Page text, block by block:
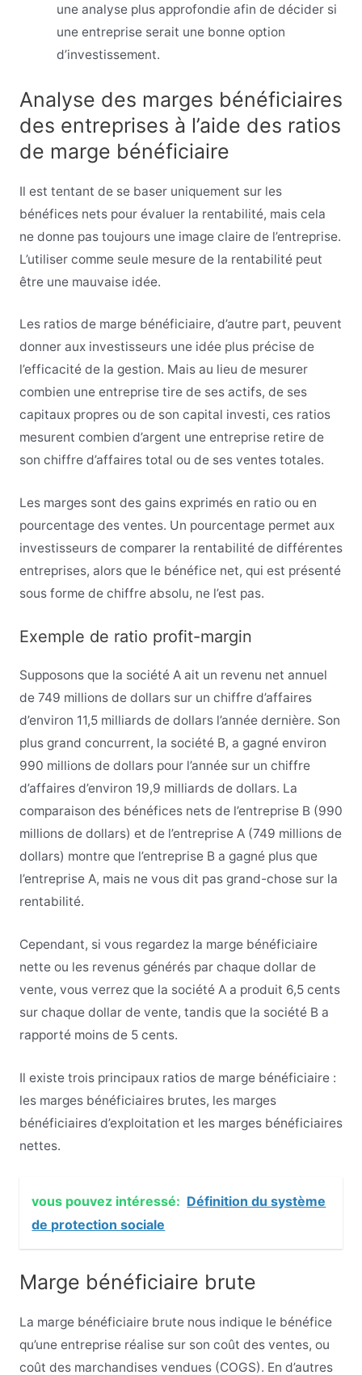
une analyse plus approfondie afin de décider si
une entreprise serait une bonne option
d’investissement.
Analyse des marges bénéficiaires
des entreprises à l’aide des ratios
de marge bénéficiaire
Il est tentant de se baser uniquement sur les
bénéfices nets pour évaluer la rentabilité, mais cela
ne donne pas toujours une image claire de l’entreprise.
L’utiliser comme seule mesure de la rentabilité peut
être une mauvaise idée.
Les ratios de marge bénéficiaire, d’autre part, peuvent
donner aux investisseurs une idée plus précise de
l’efficacité de la gestion. Mais au lieu de mesurer
combien une entreprise tire de ses actifs, de ses
capitaux propres ou de son capital investi, ces ratios
mesurent combien d’argent une entreprise retire de
son chiffre d’affaires total ou de ses ventes totales.
Les marges sont des gains exprimés en ratio ou en
pourcentage des ventes. Un pourcentage permet aux
investisseurs de comparer la rentabilité de différentes
entreprises, alors que le bénéfice net, qui est présenté
sous forme de chiffre absolu, ne l’est pas.
Exemple de ratio profit-margin
Supposons que la société A ait un revenu net annuel
de 749 millions de dollars sur un chiffre d’affaires
d’environ 11,5 milliards de dollars l’année dernière. Son
plus grand concurrent, la société B, a gagné environ
990 millions de dollars pour l’année sur un chiffre
d’affaires d’environ 19,9 milliards de dollars. La
comparaison des bénéfices nets de l’entreprise B (990
millions de dollars) et de l’entreprise A (749 millions de
dollars) montre que l’entreprise B a gagné plus que
l’entreprise A, mais ne vous dit pas grand-chose sur la
rentabilité.
Cependant, si vous regardez la marge bénéficiaire
nette ou les revenus générés par chaque dollar de
vente, vous verrez que la société A a produit 6,5 cents
sur chaque dollar de vente, tandis que la société B a
rapporté moins de 5 cents.
Il existe trois principaux ratios de marge bénéficiaire :
les marges bénéficiaires brutes, les marges
bénéficiaires d’exploitation et les marges bénéficiaires
nettes.
vous pouvez intéressé: Définition du système
de protection sociale
Marge bénéficiaire brute
La marge bénéficiaire brute nous indique le bénéfice
qu’une entreprise réalise sur son coût des ventes, ou
coût des marchandises vendues (COGS). En d’autres